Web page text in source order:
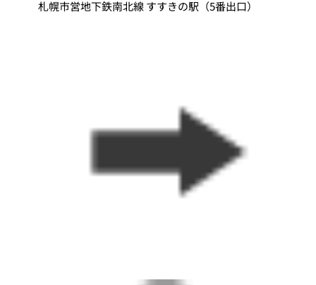
札幌市営地下鉄南北線 すすきの駅（5番出口）